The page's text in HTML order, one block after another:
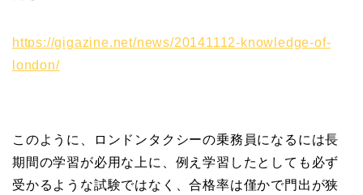
https://gigazine.net/news/20141112-knowledge-of-
london/
このように、ロンドンタクシーの乗務員になるには長
期間の学習が必用な上に、例え学習したとしても必ず
受かるような試験ではなく、合格率は僅かで門出が狭